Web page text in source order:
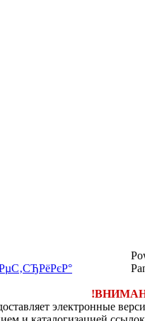
электронные